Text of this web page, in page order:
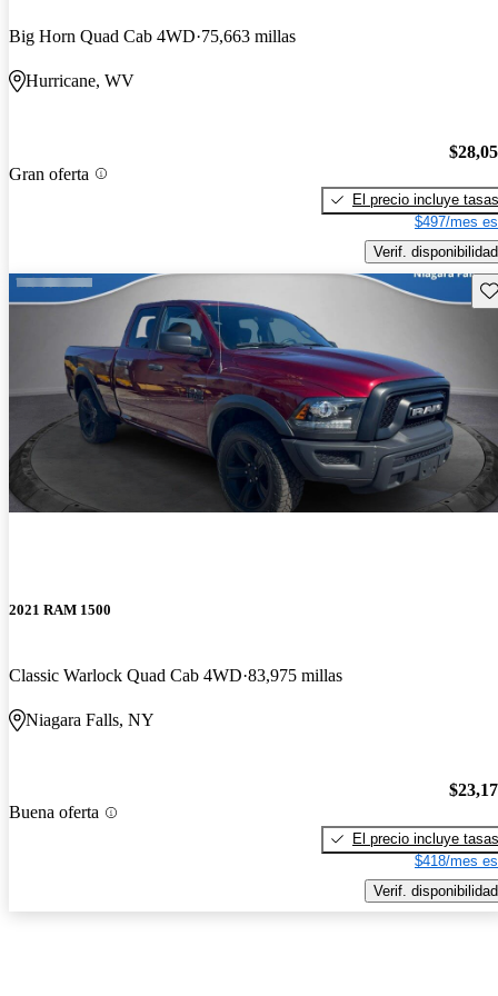
Big Horn Quad Cab 4WD 75,663 millas
Hurricane, WV
Gran oferta
El precio incluye tasas
$497/mes
Verif. disponibilidad
2021 RAM 1500
Classic Warlock Quad Cab 4WD 83,975 millas
Niagara Falls, NY
Buena oferta
El precio incluye tasas
$418/mes
Verif. disponibilidad